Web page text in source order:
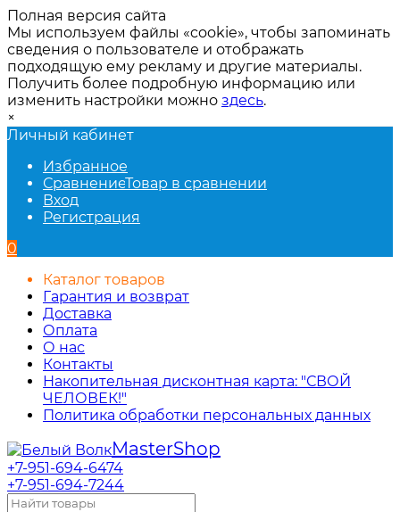
Полная версия сайта
Мы используем файлы «cookie», чтобы запоминать
сведения о пользователе и отображать
подходящую ему рекламу и другие материалы.
Получить более подробную информацию или
изменить настройки можно здесь.
×
Личный кабинет
Избранное
СравнениеТовар в сравнении
Вход
Регистрация
0
Каталог товаров
Гарантия и возврат
Доставка
Оплата
О нас
Контакты
Накопительная дисконтная карта: "СВОЙ
ЧЕЛОВЕК!"
Политика обработки персональных данных
MasterShop
+7-951-694-6474
+7-951-694-7244